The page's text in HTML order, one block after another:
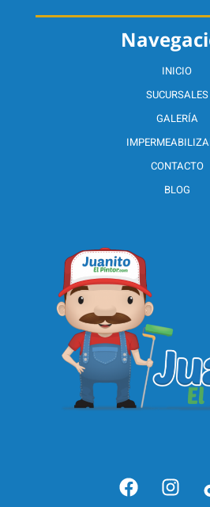
INICIO
SUCURSALES
GALERÍA
CONTACTO
BLOG